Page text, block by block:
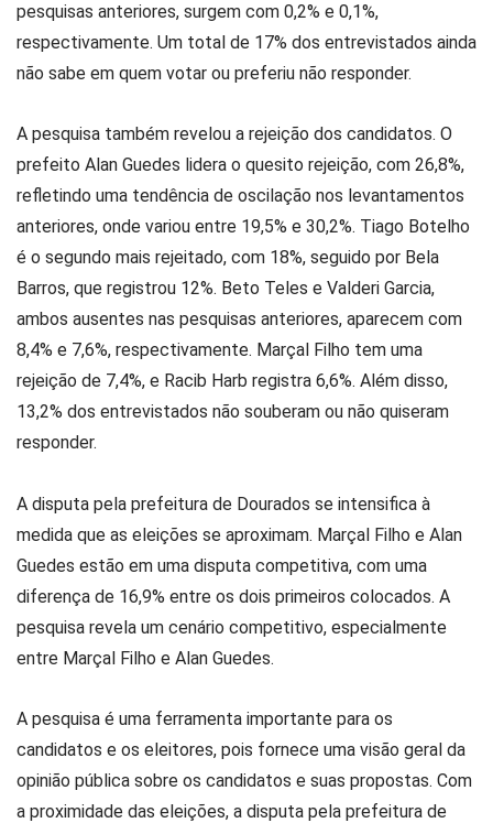
pesquisas anteriores, surgem com 0,2% e 0,1%,
respectivamente. Um total de 17% dos entrevistados ainda
não sabe em quem votar ou preferiu não responder.
A pesquisa também revelou a rejeição dos candidatos. O
prefeito Alan Guedes lidera o quesito rejeição, com 26,8%,
refletindo uma tendência de oscilação nos levantamentos
anteriores, onde variou entre 19,5% e 30,2%. Tiago Botelho
é o segundo mais rejeitado, com 18%, seguido por Bela
Barros, que registrou 12%. Beto Teles e Valderi Garcia,
ambos ausentes nas pesquisas anteriores, aparecem com
8,4% e 7,6%, respectivamente. Marçal Filho tem uma
rejeição de 7,4%, e Racib Harb registra 6,6%. Além disso,
13,2% dos entrevistados não souberam ou não quiseram
responder.
A disputa pela prefeitura de Dourados se intensifica à
medida que as eleições se aproximam. Marçal Filho e Alan
Guedes estão em uma disputa competitiva, com uma
diferença de 16,9% entre os dois primeiros colocados. A
pesquisa revela um cenário competitivo, especialmente
entre Marçal Filho e Alan Guedes.
A pesquisa é uma ferramenta importante para os
candidatos e os eleitores, pois fornece uma visão geral da
opinião pública sobre os candidatos e suas propostas. Com
a proximidade das eleições, a disputa pela prefeitura de